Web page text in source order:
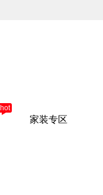
hot
家装专区